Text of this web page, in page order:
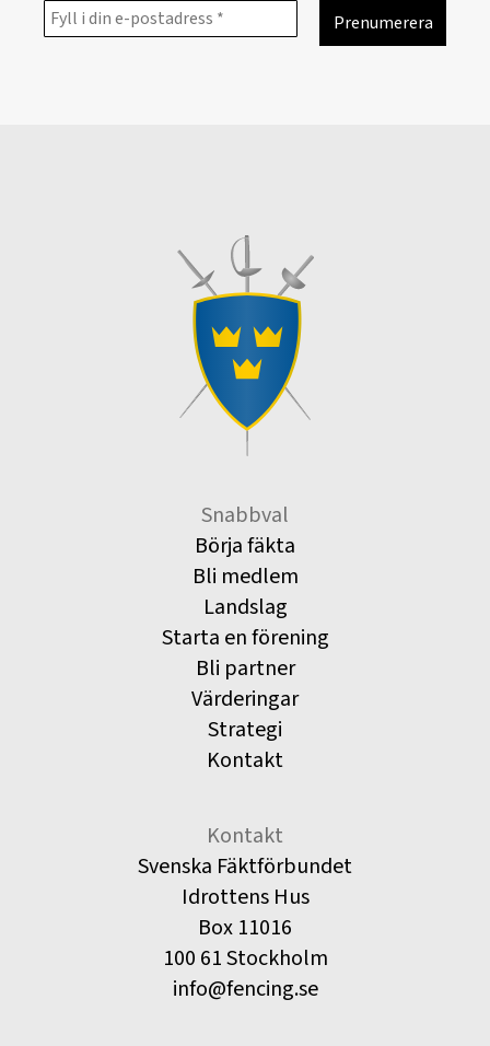
Snabbval
Börja fäkta
Bli medlem
Landslag
Starta en förening
Bli partner
Värderingar
Strategi
Kontakt
Kontakt
Svenska Fäktförbundet
Idrottens Hus
Box 11016
100 61 Stockholm
info@fencing.se